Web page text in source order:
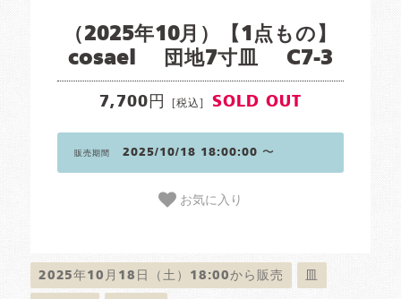
（2025年10月）【1点もの】
cosael 団地7寸皿 C7-3
7,700円 [税込] SOLD OUT
販売期間 2025/10/18 18:00:00 〜
お気に入り
2025年10月18日（土）18:00から販売